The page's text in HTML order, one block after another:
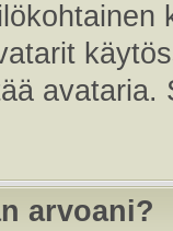
arvoani?